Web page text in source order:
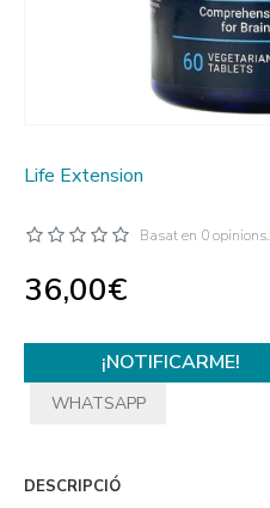
Life Extension
Basat en 0 opinions.
36,00€
¡NOTIFICARME!
WHATSAPP
DESCRIPCIÓ